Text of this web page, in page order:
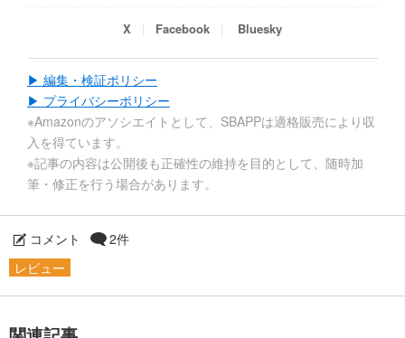
X Facebook Bluesky
▶ 編集・検証ポリシー
▶ プライバシーポリシー
※Amazonのアソシエイトとして、SBAPPは適格販売により収
入を得ています。
※記事の内容は公開後も正確性の維持を目的として、随時加
筆・修正を行う場合があります。
コメント
2件
レビュー